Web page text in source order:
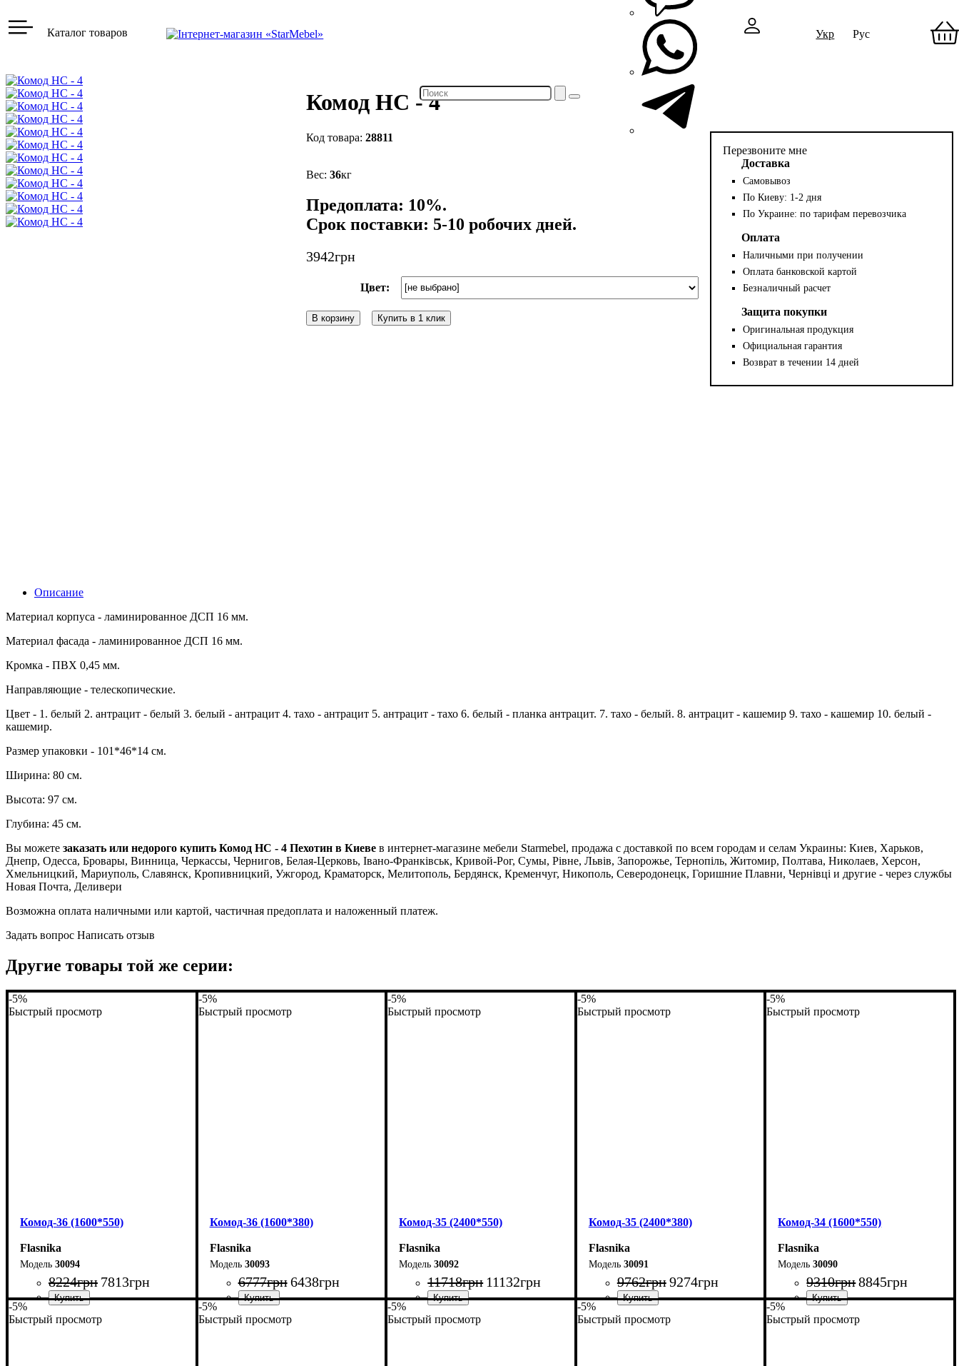
Комод НС - 4
28811
36кг
Предоплата: 10%.
Срок поставки: 5-10 робочих дней.
3942грн
Цвет:
В корзину Купить в 1 клик
Перезвоните мне
Доставка
Самовывоз
По Киеву: 1-2 дня
По Украине: по тарифам перевозчика
Оплата
Наличными при получении
Оплата банковской картой
Безналичный расчет
Защита покупки
Оригинальная продукция
Официальная гарантия
Возврат в течении 14 дней
Описание
Материал корпуса - ламинированное ДСП 16 мм.
Материал фасада - ламинированное ДСП 16 мм.
Кромка - ПВХ 0,45 мм.
Направляющие - телескопические.
Цвет - 1. белый 2. антрацит - белый 3. белый - антрацит 4. тахо - антрацит 5. антрацит - тахо 6. белый - планка антрацит. 7. тахо - белый. 8. антрацит - кашемир 9. тахо - кашемир 10. белый -
кашемир.
Размер упаковки - 101*46*14 см.
Ширина: 80 см.
Высота: 97 см.
Глубина: 45 см.
Вы можете заказать или недорого купить Комод НС - 4 Пехотин в Киеве в интернет-магазине мебели Starmebel, продажа с доставкой по всем городам и селам Украины: Киев, Харьков,
Днепр, Одесса, Бровары, Винница, Черкассы, Чернигов, Белая-Церковь, Івано-Франківськ, Кривой-Рог, Сумы, Рівне, Львів, Запорожье, Тернопіль, Житомир, Полтава, Николаев, Херсон,
Хмельницкий, Мариуполь, Славянск, Кропивницкий, Ужгород, Краматорск, Мелитополь, Бердянск, Кременчуг, Никополь, Северодонецк, Горишние Плавни, Чернівці и другие - через службы
Новая Почта, Деливери
Возможна оплата наличными или картой, частичная предоплата и наложенный платеж.
Задать вопрос Написать отзыв
Другие товары той же серии:
-5%
Быстрый просмотр
Комод-36 (1600*550)
Flasnika
30094
8224грн 7813грн
-5%
Быстрый просмотр
Комод-36 (1600*380)
Flasnika
30093
6777грн 6438грн
-5%
Быстрый просмотр
Комод-35 (2400*550)
Flasnika
30092
11718грн 11132грн
-5%
Быстрый просмотр
Комод-35 (2400*380)
Flasnika
30091
9762грн9274грн
-5%
Быстрый просмотр
Комод-34 (1600*550)
Flasnika
30090
9310грн8845грн
-5%
Быстрый просмотр
-5%
Быстрый просмотр
-5%
Быстрый просмотр
-5%
Быстрый просмотр
-5%
Быстрый просмотр
Каталог товаров Укр Рус